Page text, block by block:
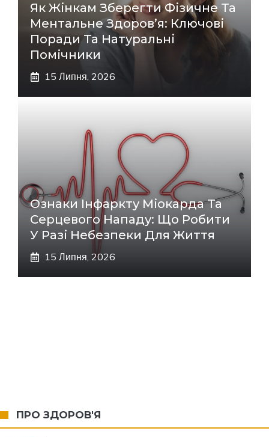
Як Жінкам Зберегти Фізичне Та
Ментальне Здоров’я: Ключові
Поради Та Натуральні
Помічники
15 Липня, 2026
Ознаки Інфаркту Міокарда Та
Серцевого Нападу: Що Робити
У Разі Небезпеки Для Життя
15 Липня, 2026
ПРО ЗДОРОВ'Я